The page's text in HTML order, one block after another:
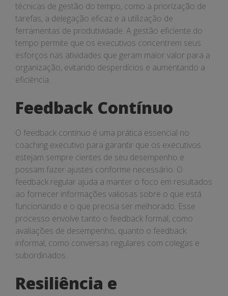
técnicas de gestão do tempo, como a priorização de
tarefas, a delegação eficaz e a utilização de
ferramentas de produtividade. A gestão eficiente do
tempo permite que os executivos concentrem seus
esforços nas atividades que geram maior valor para a
organização, evitando desperdícios e aumentando a
eficiência.
Feedback Contínuo
O feedback contínuo é uma prática essencial no
coaching executivo para garantir que os executivos
estejam sempre cientes de seu desempenho e
possam fazer ajustes conforme necessário. O
feedback regular ajuda a manter o foco em resultados
ao fornecer informações valiosas sobre o que está
funcionando e o que precisa ser melhorado. Esse
processo envolve tanto o feedback formal, como
avaliações de desempenho, quanto o feedback
informal, como conversas regulares com colegas e
subordinados.
Resiliência e